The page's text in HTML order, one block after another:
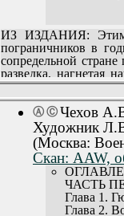
ИЗ ИЗДАНИЯ: Этим
пограничников в
сопредельной
разведка, нагнетая
Родине обезвредить
Ⓐ Ⓒ Чехов
Художник
(Москва:
Скан: AAW,
ЧАСТЬ
Глава 1.
Глава 2.